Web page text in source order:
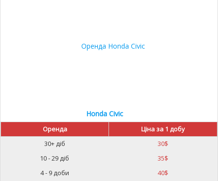
Honda Civic
Оренда
Ціна за 1 добу
30+ діб
30$
10 - 29 діб
35$
4 - 9 доби
40$